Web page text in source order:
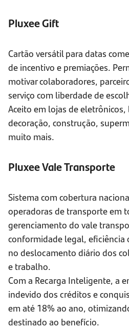
Pluxee Gift
Cartão versátil para datas
de incentivo e premiações.
motivar colaboradores,
serviço com liberdade de
Aceito em lojas de
decoração, construção,
muito mais.
Pluxee Vale Transporte
Sistema com cobertura
operadoras de transporte em
gerenciamento do vale
conformidade legal, eficiência
no deslocamento diário dos
e trabalho.
Com a Recarga Inteligente, a
indevido dos créditos e
em até 18% ao ano,
destinado ao benefício.